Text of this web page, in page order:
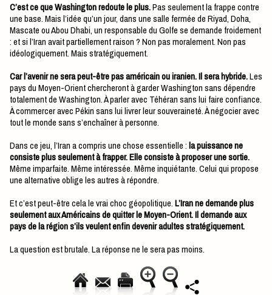
C’est ce que Washington redoute le plus.Pas seulement la frappe contre
une base. Mais l’idée qu’un jour, dans une salle fermée de Riyad, Doha,
Mascate ou Abou Dhabi, un responsable du Golfe se demande froidement
: et si l’Iran avait partiellement raison ? Non pas moralement. Non pas
idéologiquement. Mais stratégiquement.
Car l’avenir ne sera peut-être pas américain ou iranien. Il sera hybride.Les
pays du Moyen-Orient chercheront à garder Washington sans dépendre
totalement de Washington. À parler avec Téhéran sans lui faire confiance.
À commercer avec Pékin sans lui livrer leur souveraineté. À négocier avec
tout le monde sans s’enchaîner à personne.
Dans ce jeu, l’Iran a compris une chose essentielle :la puissance ne
consiste plus seulement à frapper. Elle consiste à proposer une sortie.
Même imparfaite. Même intéressée. Même inquiétante. Celui qui propose
une alternative oblige les autres à répondre.
Et c’est peut-être cela le vrai choc géopolitique.L’Iran ne demande plus
seulement aux Américains de quitter le Moyen-Orient. Il demande aux
pays de la région s’ils veulent enfin devenir adultes stratégiquement.
La question est brutale. La réponse ne le sera pas moins.